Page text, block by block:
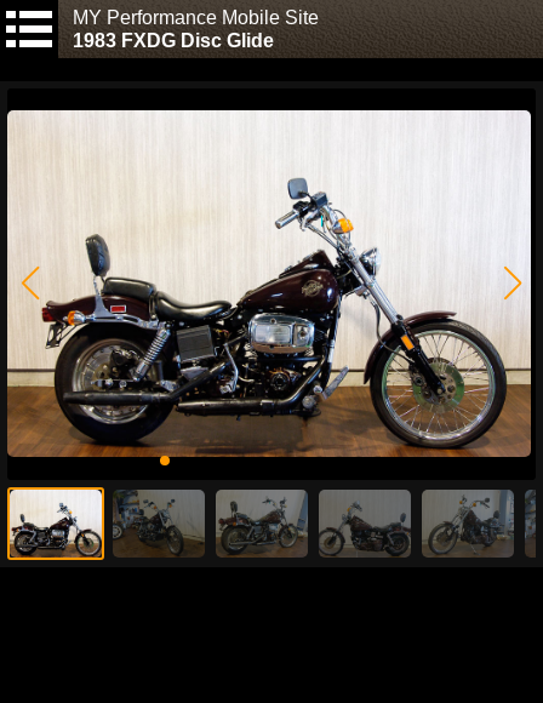
MY Performance Mobile Site
1983 FXDG Disc Glide